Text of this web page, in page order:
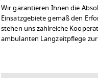
Wir garantieren Ihnen die
Einsatzgebiete gemäß den
stehen uns zahlreiche
ambulanten Langzeitpflege